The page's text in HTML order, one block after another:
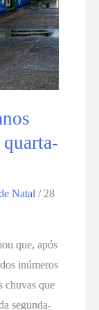
quarta-
Natal / 28
que, após
inúmeros
chuvas que
segunda-